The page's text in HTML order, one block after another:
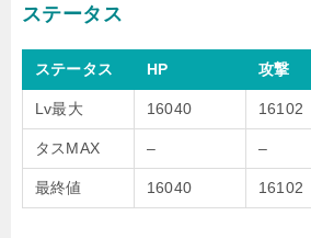
ステータス
ステータス HP 攻撃
Lv最大 16040 16102
タスMAX – –
最終値 16040 16102